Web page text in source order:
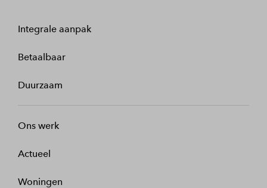
Integrale aanpak
Betaalbaar
Duurzaam
Ons werk
Actueel
Woningen